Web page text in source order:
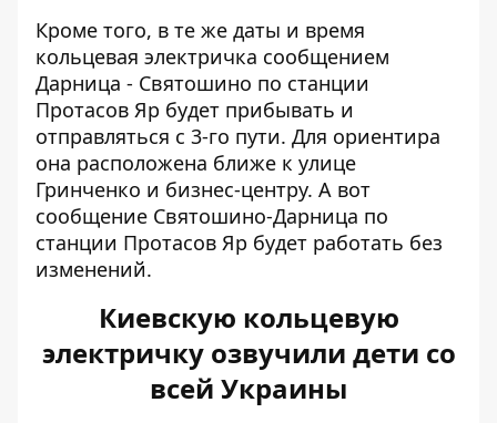
Кроме того, в те же даты и время
кольцевая электричка сообщением
Дарница - Святошино по станции
Протасов Яр будет прибывать и
отправляться с 3-го пути. Для ориентира
она расположена ближе к улице
Гринченко и бизнес-центру. А вот
сообщение Святошино-Дарница по
станции Протасов Яр будет работать без
изменений.
Киевскую кольцевую
электричку озвучили дети со
всей Украины